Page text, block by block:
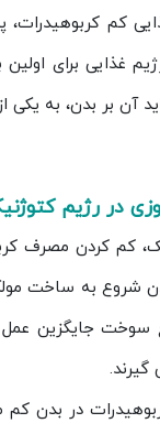
کم کربوهیدرات،
غذایی برای
آن بر بدن، به
در رژیم
کم کردن مصرف
شروع به ساخت
سوخت جایگزین
گیرند.
در بدن